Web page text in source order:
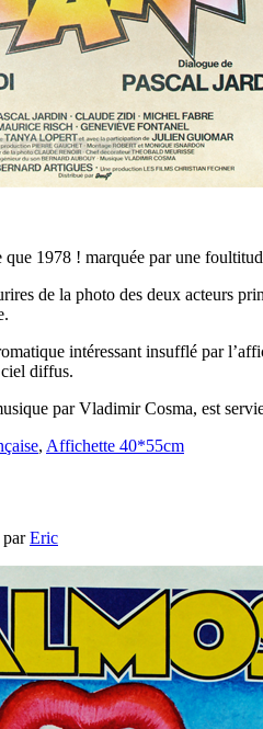
que 1978 ! marquée par une
de la photo des deux acteurs
intéressant insufflé par
diffus.
par Vladimir Cosma, est
, Affichette 40*55cm
parEric